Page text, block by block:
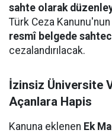
sahte olarak
Türk Ceza
resmî belgede
cezalandırılacak.
İzinsiz Üniversite
Açanlara Hapis
Kanuna eklenen Ek